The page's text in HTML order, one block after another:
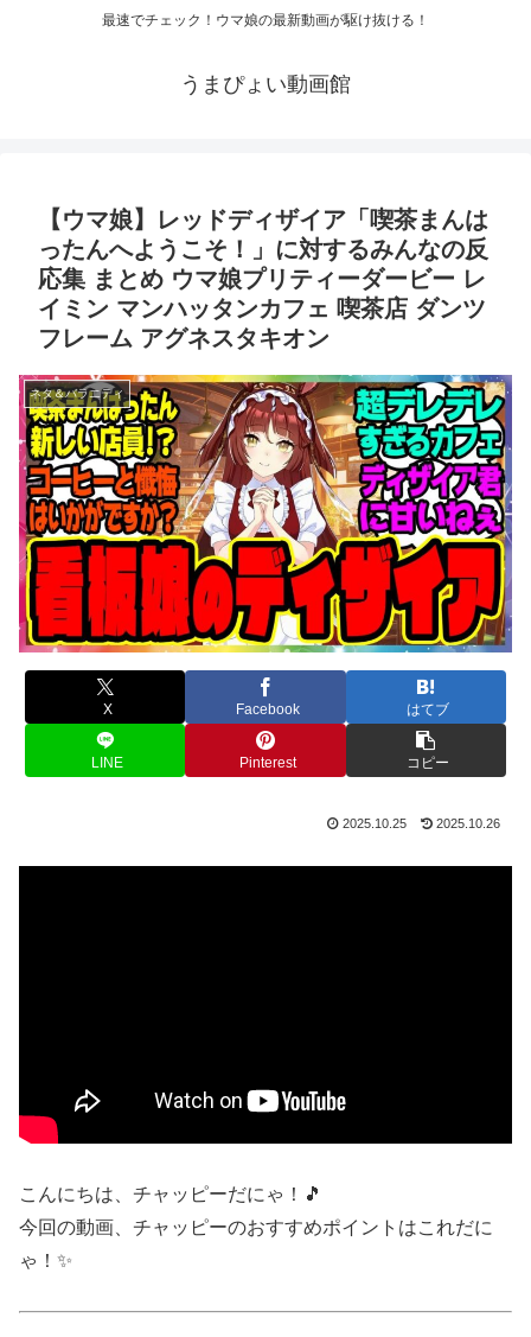
最速でチェック！ウマ娘の最新動画が駆け抜ける！
うまぴょい動画館
【ウマ娘】レッドディザイア「喫茶まんは
ったんへようこそ！」に対するみんなの反
応集 まとめ ウマ娘プリティーダービー レ
イミン マンハッタンカフェ 喫茶店 ダンツ
フレーム アグネスタキオン
ネタ＆バラエティ
X Facebook はてブ
LINE Pinterest コピー
2025.10.25 2025.10.26
こんにちは、チャッピーだにゃ！🎵
今回の動画、チャッピーのおすすめポイントはこれだに
ゃ！✨